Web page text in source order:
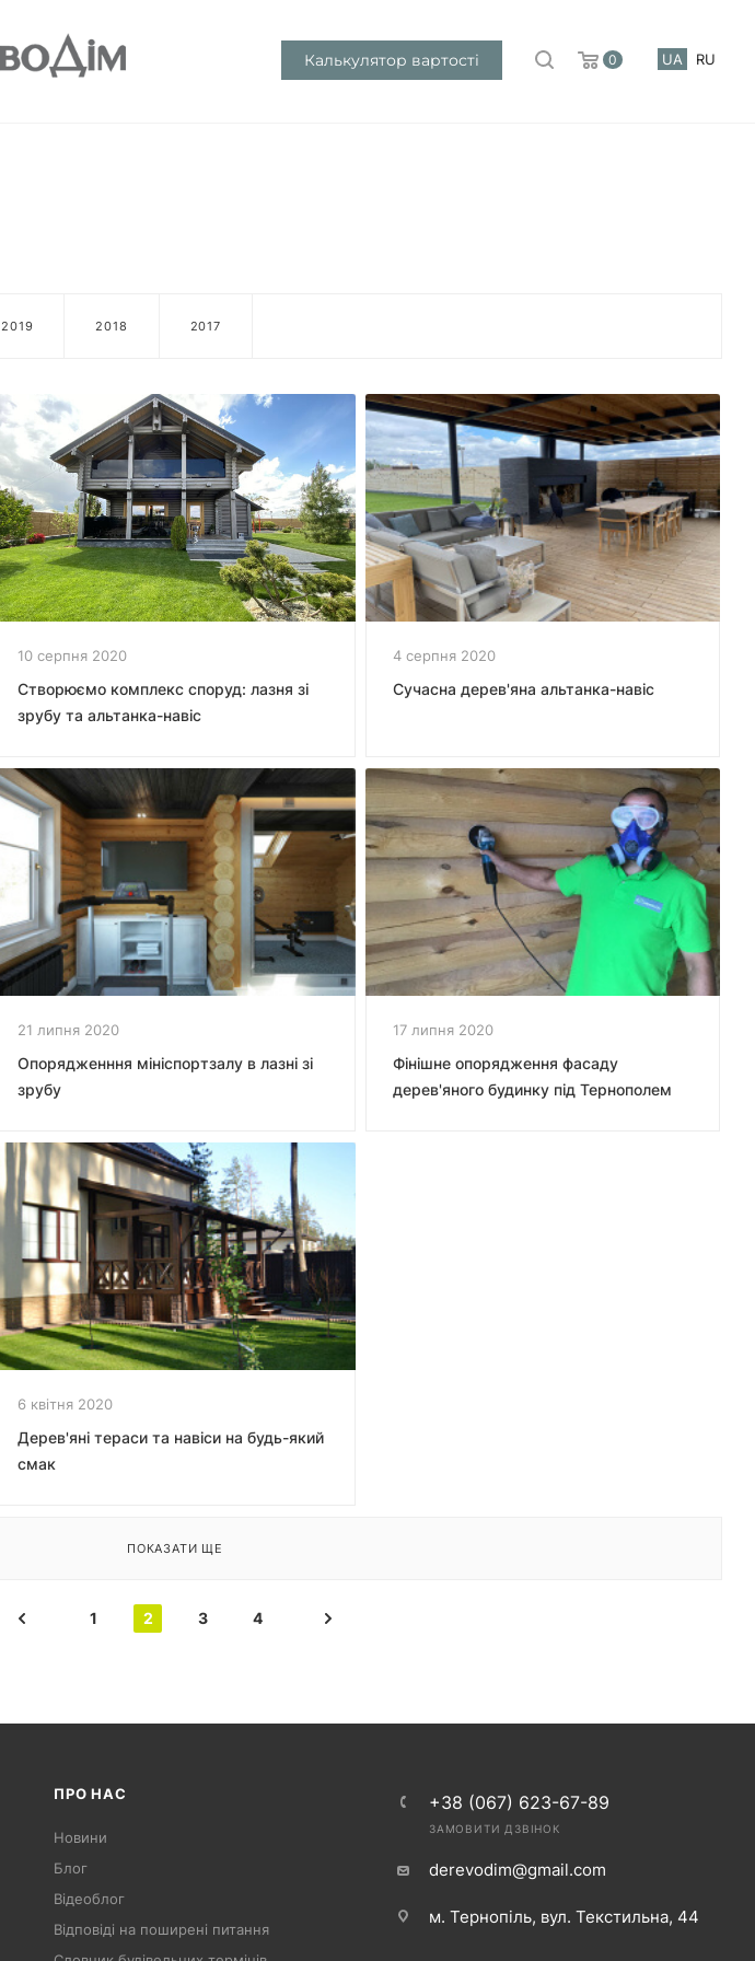
UA RU
0
Калькулятор вартості
2019 2018 2017
10 серпня 2020
Створюємо комплекс споруд: лазня зі
зрубу та альтанка-навіс
4 серпня 2020
Сучасна дерев'яна альтанка-навіс
21 липня 2020
Опорядженння мініспортзалу в лазні зі
зрубу
17 липня 2020
Фінішне опорядження фасаду
дерев'яного будинку під Тернополем
6 квітня 2020
Дерев'яні тераси та навіси на будь-який
смак
ПОКАЗАТИ ЩЕ
1 2 3 4
ПРО НАС
Новини
Блог
Відеоблог
Відповіді на поширені питання
+38 (067) 623-67-89
ЗАМОВИТИ ДЗВІНОК
derevodim@gmail.com
м. Тернопіль, вул. Текстильна, 44